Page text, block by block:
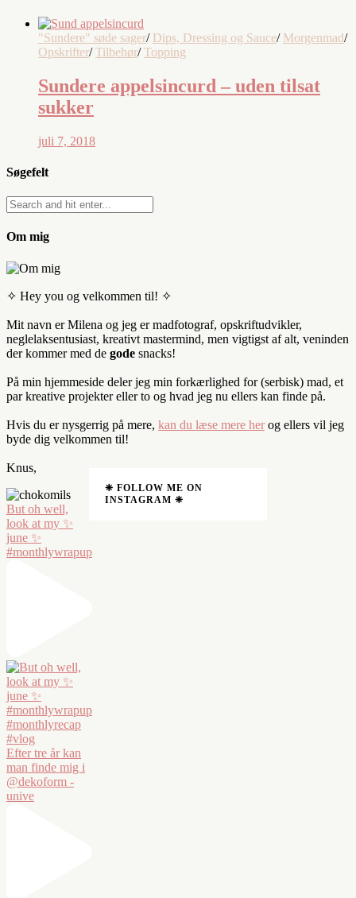
"Sundere" søde sager/ Dips, Dressing og Sauce/ Morgenmad/
Opskrifter/ Tilbehør/ Topping
Sundere appelsincurd – uden tilsat
sukker
juli 7, 2018
Søgefelt
Om mig
✧ Hey you og velkommen til! ✧
Mit navn er Milena og jeg er madfotograf, opskriftudvikler,
neglelaksentusiast, kreativt mastermind, men vigtigst af alt, veninden
der kommer med de gode snacks!
På min hjemmeside deler jeg min forkærlighed for (serbisk) mad, et
par kreative projekter eller to og hvad jeg nu ellers kan finde på.
Hvis du er nysgerrig på mere, kan du læse mere her og ellers vil jeg
byde dig velkommen til!
Knus,
❈ FOLLOW ME ON
INSTAGRAM ❈
But oh well,
look at my ✨
june ✨
#monthlywrapup
Efter tre år kan
man finde mig i
@dekoform -
unive